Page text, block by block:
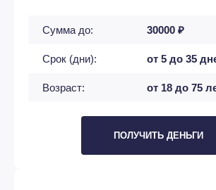
Сумма до: 30000 ₽
Срок (дни): от 5 до 35
Возраст: от 18 до 75
ПОЛУЧИТЬ ДЕНЬГИ